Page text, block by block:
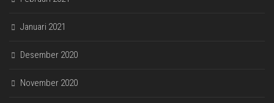
Januari 2021
Desember 2020
November 2020